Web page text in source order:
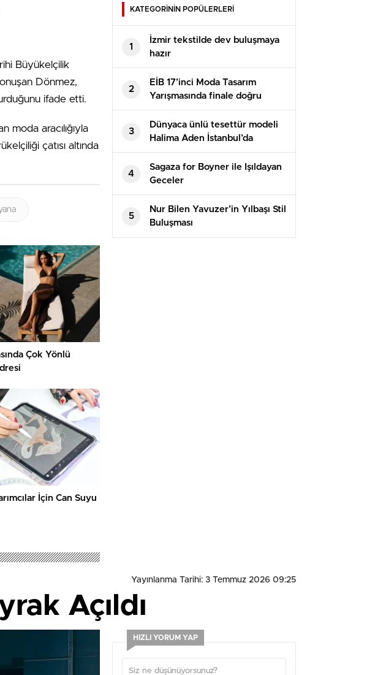
Büyükelçilik
Dönmez,
ifade etti.
moda aracılığıyla
çatısı altında
Çok Yönlü
İçin Can Suyu
KATEGORİNİN POPÜLERLERİ
1
İzmir tekstilde dev buluşmaya
hazır
2
EİB 17’inci Moda Tasarım
Yarışmasında finale doğru
3
Dünyaca ünlü tesettür modeli
Halima Aden İstanbul’da
podyuma çıktı
4
Sagaza for Boyner ile Işıldayan
Geceler
5
Nur Bilen Yavuzer’in Yılbaşı Stil
Buluşması
Yayınlanma Tarihi: 3 Temmuz 2026 09:25
Açıldı
HIZLI YORUM YAP